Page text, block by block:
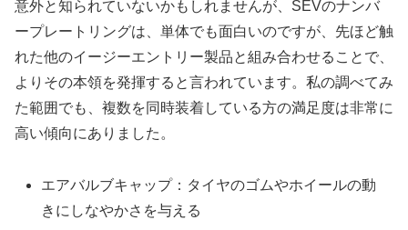
意外と知られていないかもしれませんが、SEVのナンバ
ープレートリングは、単体でも面白いのですが、先ほど触
れた他のイージーエントリー製品と組み合わせることで、
よりその本領を発揮すると言われています。私の調べてみ
た範囲でも、複数を同時装着している方の満足度は非常に
高い傾向にありました。
エアバルブキャップ：タイヤのゴムやホイールの動
きにしなやかさを与える